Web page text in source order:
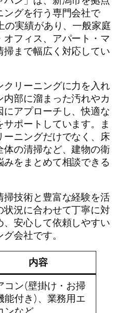
ングを行う専門会社で
の実績があり、一般家庭
フィス、アパート・マ
掃まで幅広く対応してい
クリーニングに力を入れ
部に溜まった汚れやカ
にアプローチし、快適な
ポートしています。ま
ーニングだけでなく、床
体の清掃など、建物の衛
をまとめて相談できる
掃技術と豊富な経験を活
状況に合わせて丁寧に対
、安心して依頼しやすい
会社です。
内容
コン(壁掛け・お掃
能付き)、業務用エ